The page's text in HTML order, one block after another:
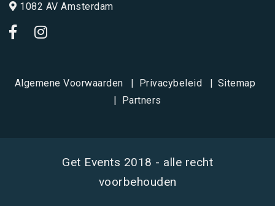
1082 AV Amsterdam
Algemene Voorwaarden Privacybeleid
Sitemap
Partners
Get Events 2018 - alle recht
voorbehouden